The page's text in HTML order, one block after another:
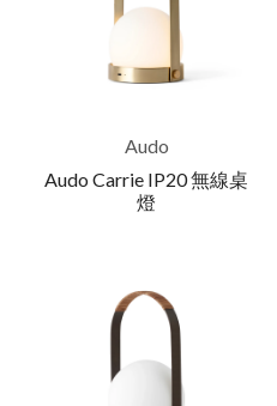
Audo
Audo Carrie IP20 無線桌
燈